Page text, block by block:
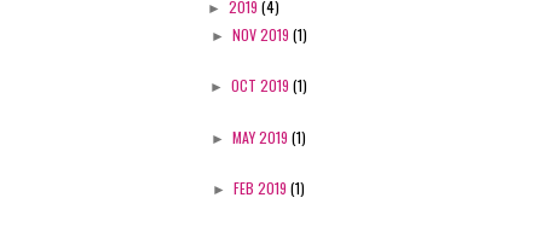
► 2019 (4)
► NOV 2019 (1)
► OCT 2019 (1)
► MAY 2019 (1)
► FEB 2019 (1)